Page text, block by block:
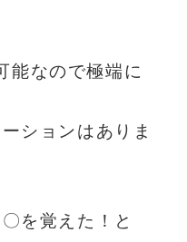
能なので極端に
ションはありま
を覚えた！と